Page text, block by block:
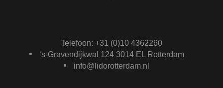
Telefoon: +31 (0)10 4362260
‘s-Gravendijkwal 124 3014 EL Rotterdam
info@lidorotterdam.nl